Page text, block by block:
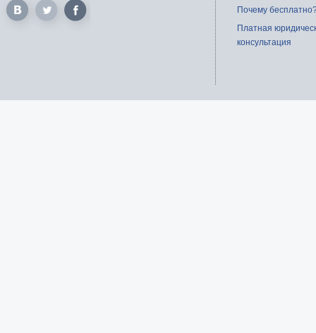
Почему
Платная
консультация